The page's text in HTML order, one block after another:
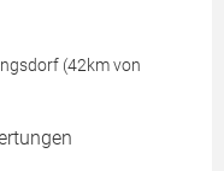
(42km von